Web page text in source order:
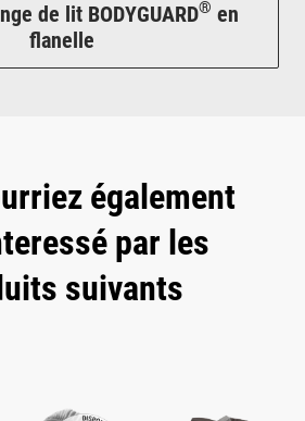
de lit BODYGUARD® en
flanelle
également
par les
suivants